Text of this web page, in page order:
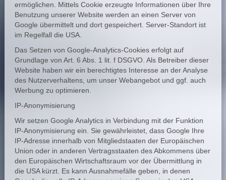
ermöglichen. Mittels Cookie erzeugte Informationen über Ihre
Benutzung unserer Website werden an einen Server von
Google übermittelt und dort gespeichert. Server-Standort ist
im Regelfall die USA.
Das Setzen von Google-Analytics-Cookies erfolgt auf
Grundlage von Art. 6 Abs. 1 lit. f DSGVO. Als Betreiber dieser
Website haben wir ein berechtigtes Interesse an der Analyse
des Nutzerverhaltens, um unser Webangebot und ggf. auch
Werbung zu optimieren.
IP-Anonymisierung
Wir setzen Google Analytics in Verbindung mit der Funktion
IP-Anonymisierung ein. Sie gewährleistet, dass Google Ihre
IP-Adresse innerhalb von Mitgliedstaaten der Europäischen
Union oder in anderen Vertragsstaaten des Abkommens über
den Europäischen Wirtschaftsraum vor der Übermittlung in
die USA kürzt. Es kann Ausnahmefälle geben, in denen